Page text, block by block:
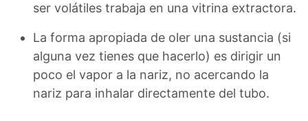
ser volátiles trabaja en una vitrina extractora.
La forma apropiada de oler una sustancia (si
alguna vez tienes que hacerlo) es dirigir un
poco el vapor a la nariz, no acercando la
nariz para inhalar directamente del tubo.